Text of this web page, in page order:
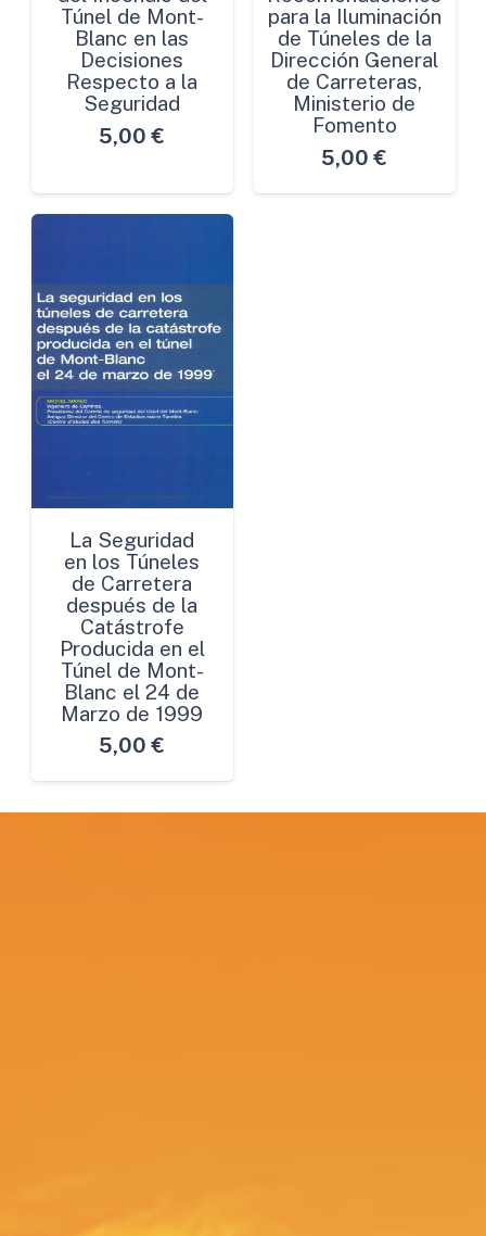
Túnel de Mont-
Blanc en las
Decisiones
Respecto a la
Seguridad
5,00 €
para la Iluminación
de Túneles de la
Dirección General
de Carreteras,
Ministerio de
Fomento
5,00 €
La Seguridad
en los Túneles
de Carretera
después de la
Catástrofe
Producida en el
Túnel de Mont-
Blanc el 24 de
Marzo de 1999
5,00 €